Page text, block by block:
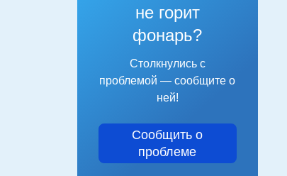
не горит
фонарь?
Столкнулись с
проблемой — сообщите о
ней!
Сообщить о
проблеме